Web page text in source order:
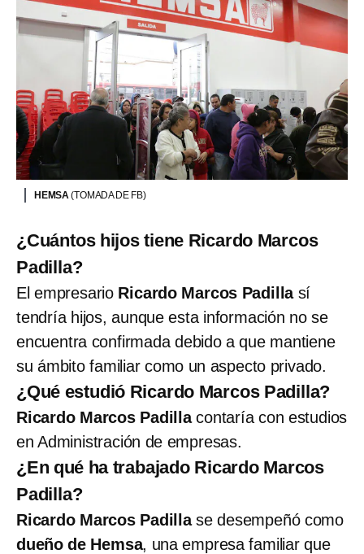
HEMSA(TOMADA DE FB)
¿Cuántos hijos tiene Ricardo Marcos
Padilla?
El empresario Ricardo Marcos Padillasí
tendría hijos, aunque esta información no se
encuentra confirmada debido a que mantiene
su ámbito familiar como un aspecto privado.
¿Qué estudió Ricardo Marcos Padilla?
Ricardo Marcos Padillacontaría con estudios
en Administración de empresas.
¿En qué ha trabajado Ricardo Marcos
Padilla?
Ricardo Marcos Padillase desempeñó como
dueño de Hemsa, una empresa familiar que